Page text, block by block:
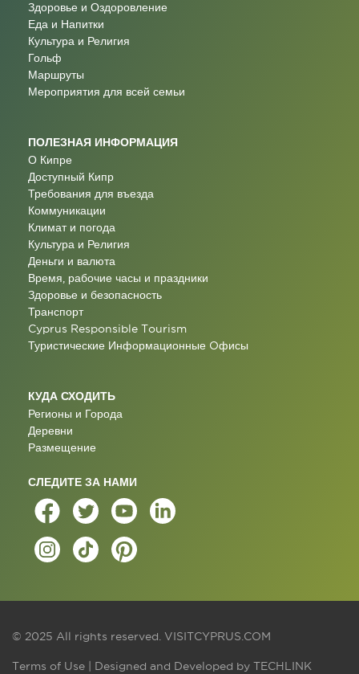
Здоровье и Оздоровление
Еда и Напитки
Культура и Религия
Гольф
Маршруты
Мероприятия для всей семьи
ПОЛЕЗНАЯ ИНФОРМАЦИЯ
О Кипре
Доступный Кипр
Требования для въезда
Коммуникации
Климат и погода
Культура и Религия
Деньги и валюта
Время, рабочие часы и праздники
Здоровье и безопасность
Транспорт
Cyprus Responsible Tourism
Туристические Информационные Oфисы
КУДА СХОДИТЬ
Регионы и Города
Деревни
Размещение
СЛЕДИТЕ ЗА НАМИ
© 2025 All rights reserved. VISITCYPRUS.COM
Terms of Use | Designed and Developed by TECHLINK